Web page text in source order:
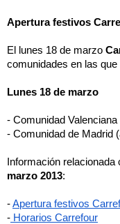
Apertura festivos
El lunes 18 de marzo
comunidades en las
Lunes 18 de marzo
- Comunidad
- Comunidad de Madrid
Información relacionada
marzo 2013:
- Apertura festivos
- Horarios Carrefour